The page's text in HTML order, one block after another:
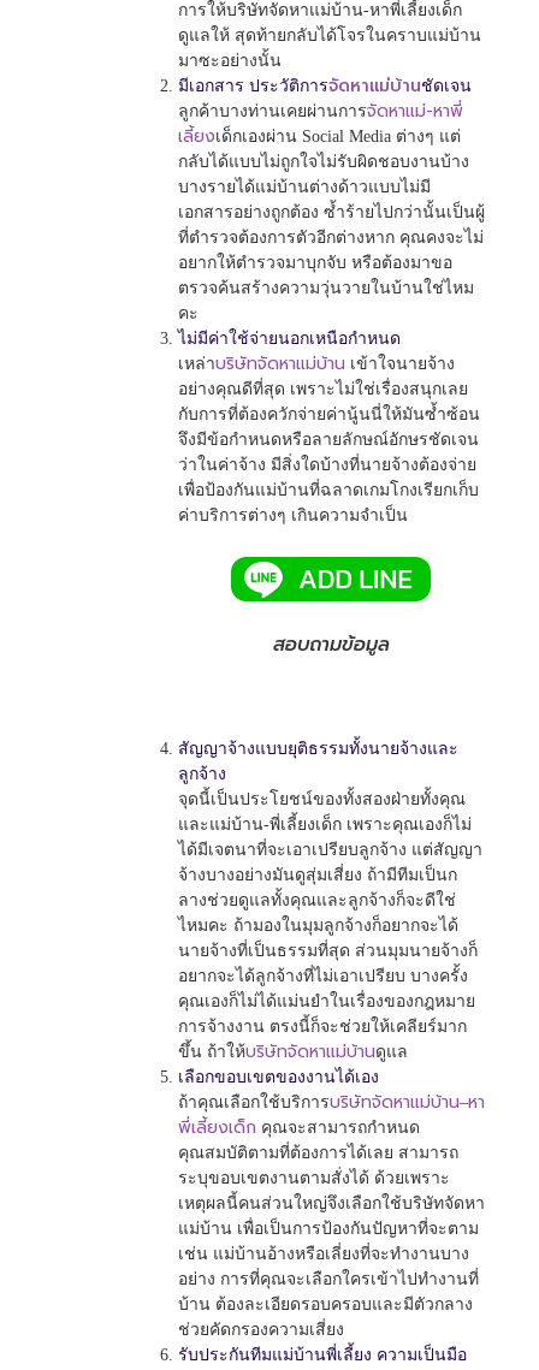
การให้บริษัทจัดหาแม่บ้าน-หาพี่เลี้ยงเด็ก
ดูแลให้ สุดท้ายกลับได้โจรในคราบแม่บ้าน
มาซะอย่างนั้น
มีเอกสาร ประวัติการจัดหาแม่บ้านชัดเจน
ลูกค้าบางท่านเคยผ่านการจัดหาแม่-หาพี่
เลี้ยงเด็กเองผ่าน Social Media ต่างๆ แต่
กลับได้แบบไม่ถูกใจไม่รับผิดชอบงานบ้าง
บางรายได้แม่บ้านต่างด้าวแบบไม่มี
เอกสารอย่างถูกต้อง ซ้ำร้ายไปกว่านั้นเป็นผู้
ที่ตำรวจต้องการตัวอีกต่างหาก คุณคงจะไม่
อยากให้ตำรวจมาบุกจับ หรือต้องมาขอ
ตรวจค้นสร้างความวุ่นวายในบ้านใช่ไหม
คะ
ไม่มีค่าใช้จ่ายนอกเหนือกำหนด
เหล่าบริษัทจัดหาแม่บ้าน เข้าใจนายจ้าง
อย่างคุณดีที่สุด เพราะไม่ใช่เรื่องสนุกเลย
กับการที่ต้องควักจ่ายค่านู้นนี่ให้มันซ้ำซ้อน
จึงมีข้อกำหนดหรือลายลักษณ์อักษรชัดเจน
ว่าในค่าจ้าง มีสิ่งใดบ้างที่นายจ้างต้องจ่าย
เพื่อป้องกันแม่บ้านที่ฉลาดเกมโกงเรียกเก็บ
ค่าบริการต่างๆ เกินความจำเป็น
สอบถามข้อมูล
สัญญาจ้างแบบยุติธรรมทั้งนายจ้างและ
ลูกจ้าง
จุดนี้เป็นประโยชน์ของทั้งสองฝ่ายทั้งคุณ
และแม่บ้าน-พี่เลี้ยงเด็ก เพราะคุณเองก็ไม่
ได้มีเจตนาที่จะเอาเปรียบลูกจ้าง แต่สัญญา
จ้างบางอย่างมันดูสุ่มเสี่ยง ถ้ามีทีมเป็นก
ลางช่วยดูแลทั้งคุณและลูกจ้างก็จะดีใช่
ไหมคะ ถ้ามองในมุมลูกจ้างก็อยากจะได้
นายจ้างที่เป็นธรรมที่สุด ส่วนมุมนายจ้างก็
อยากจะได้ลูกจ้างที่ไม่เอาเปรียบ บางครั้ง
คุณเองก็ไม่ได้แม่นยำในเรื่องของกฎหมาย
การจ้างงาน ตรงนี้ก็จะช่วยให้เคลียร์มาก
ขึ้น ถ้าให้บริษัทจัดหาแม่บ้านดูแล
เลือกขอบเขตของงานได้เอง
ถ้าคุณเลือกใช้บริการบริษัทจัดหาแม่บ้าน–หา
พี่เลี้ยงเด็ก คุณจะสามารถกำหนด
คุณสมบัติตามที่ต้องการได้เลย สามารถ
ระบุขอบเขตงานตามสั่งได้ ด้วยเพราะ
เหตุผลนี้คนส่วนใหญ่จึงเลือกใช้บริษัทจัดหา
แม่บ้าน เพื่อเป็นการป้องกันปัญหาที่จะตาม
เช่น แม่บ้านอ้างหรือเลี่ยงที่จะทำงานบาง
อย่าง การที่คุณจะเลือกใครเข้าไปทำงานที่
บ้าน ต้องละเอียดรอบครอบและมีตัวกลาง
ช่วยคัดกรองความเสี่ยง
รับประกันทีมแม่บ้านพี่เลี้ยง ความเป็นมือ